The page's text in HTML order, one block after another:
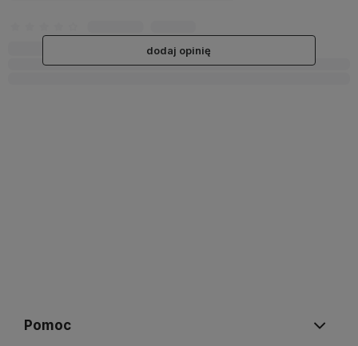
dodaj opinię
Pomoc